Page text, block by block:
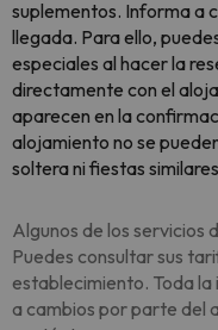
suplementos. Informa a
llegada. Para ello,
especiales al hacer la
directamente con el
aparecen en la
alojamiento no se
soltera ni fiestas
Algunos de los servicios
Puedes consultar sus
establecimiento. Toda
a cambios por parte del